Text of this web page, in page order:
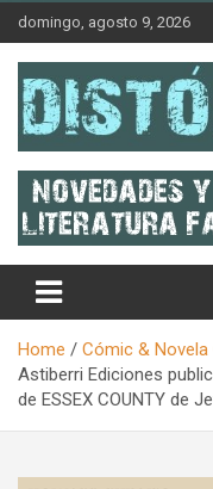
Skip
content
domingo, agosto 9, 2026
Distópolis
Home
Cómic & Novela
Astiberri Ediciones
de ESSEX COUNTY de